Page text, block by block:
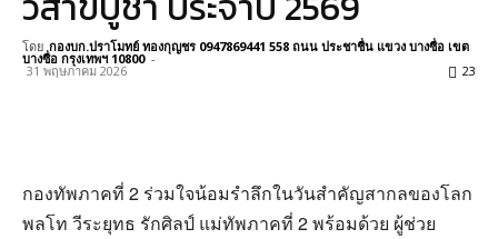
โดย กองบก.ปราโมทย์ ทองกุญชร 0947869441 558 ถนน ประชาชื่น แขวง บางซื่อ เขต
บางซื่อ กรุงเทพฯ 10800 -
31 พฤษภาคม 2026 23
กองทัพภาคที่ 2 ร่วมใจน้อมรำลึกในวันสำคัญสากลของโลก
พลโท วีระยุทธ รักศิลป์ แม่ทัพภาคที่ 2 พร้อมด้วย ผู้ช่วย